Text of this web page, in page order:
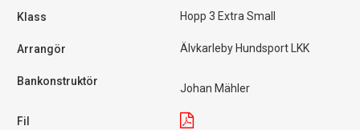
Hopp 3 Extra Small
Älvkarleby Hundsport LKK
Johan Mähler